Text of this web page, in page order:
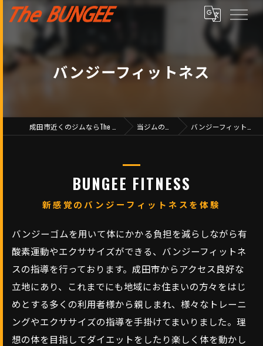
バンジーフィットネス
当ジムの特徴 バンジーフィットネス
新感覚のバンジーフィットネスを体験
BUNGEE FITNESS
バンジーゴムを用いて体にかかる負担を減らしながら有
酸素運動やエクササイズができる、バンジーフィットネ
スの指導を行っております。成田市からアクセス良好な
立地にあり、これまでにも地域にお住まいの方々をはじ
めとする多くの利用者様から親しまれ、様々なトレーニ
ングやエクササイズの指導を手掛けてまいりました。理
想の体を目指してダイエットをしたり楽しく体を動かし